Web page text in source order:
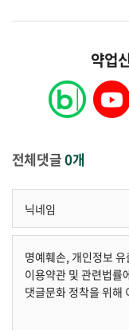
약업
전체댓글0개